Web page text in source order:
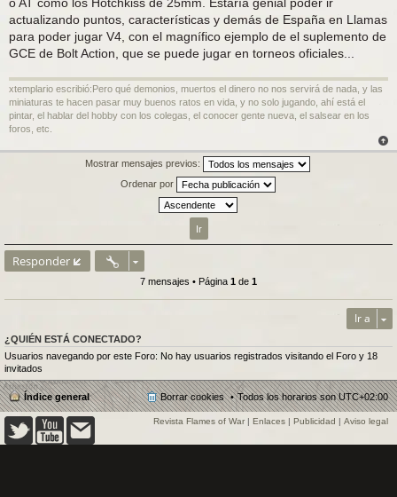
actualizando puntos, características y demás de España en Llamas
para poder jugar V4, con el magnífico ejemplo de el suplemento de
GCE de Bolt Action, que se puede jugar en torneos oficiales...
xtemplario escribió:Pero qué demonios, muertos el dinero no nos servirá de nada, y las
miniaturas te hacen pasar muy buenos ratos en vida, y no solo jugando, ahí está el
pintar, el hablar del hobby con los colegas, el conocer gente nueva, el salsear en los
foros, etc.
Mostrar mensajes previos:
Ordenar por
Responder
7 mensajes • Página 1 de 1
Ir a
¿QUIÉN ESTÁ CONECTADO?
Usuarios navegando por este Foro: No hay usuarios registrados visitando el Foro y 18
invitados
Índice general Todos los horarios sonUTC+02:00
Borrar cookies
Revista Flames of War | Enlaces | Publicidad | Aviso legal